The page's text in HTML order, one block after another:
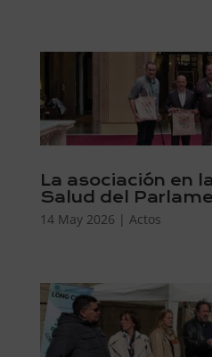
La asociación en
Salud del
14 May 2026 | Actos